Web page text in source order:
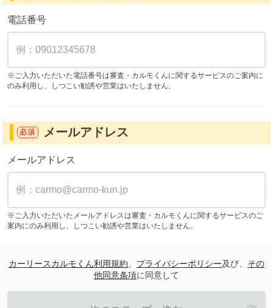
電話番号
※ご入力いただいた電話番号は審査・カルモくんに関するサービスのご案内に
のみ利用し、しつこい勧誘や営業はいたしません。
必須 メールアドレス
メールアドレス
※ご入力いただいたメールアドレスは審査・カルモくんに関するサービスのご
案内にのみ利用し、しつこい勧誘や営業はいたしません。
カーリースカルモくん利用規約 プライバシーポリシー及び、 その
他同意条項に同意して